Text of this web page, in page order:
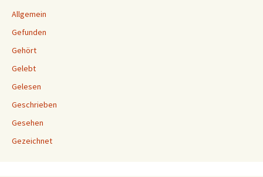
Allgemein
Gefunden
Gehört
Gelebt
Gelesen
Geschrieben
Gesehen
Gezeichnet